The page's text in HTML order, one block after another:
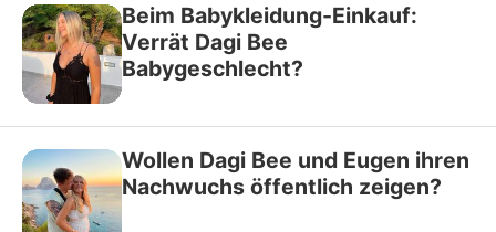
Beim Babykleidung-Einkauf:
Verrät Dagi Bee
Babygeschlecht?
Wollen Dagi Bee und Eugen ihren
Nachwuchs öffentlich zeigen?